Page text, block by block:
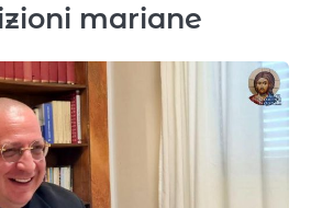
mariane